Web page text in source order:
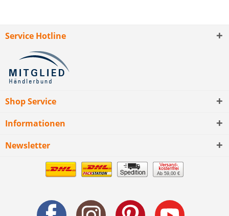
Service Hotline
Shop Service
Informationen
Newsletter
Ab 59,00 €